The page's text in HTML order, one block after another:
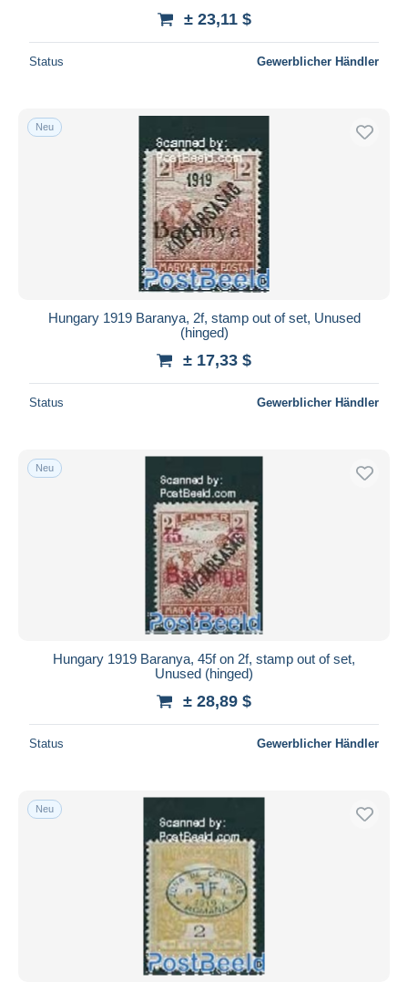
± 23,11 $
Status Gewerblicher Händler
Neu
Hungary 1919 Baranya, 2f, stamp out of set, Unused
(hinged)
± 17,33 $
Status Gewerblicher Händler
Neu
Hungary 1919 Baranya, 45f on 2f, stamp out of set,
Unused (hinged)
± 28,89 $
Status Gewerblicher Händler
Neu